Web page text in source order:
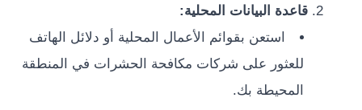
قاعدة البيانات المحلية:
استعن بقوائم الأعمال المحلية أو دلائل الهاتف
للعثور على شركات مكافحة الحشرات في المنطقة
المحيطة بك.